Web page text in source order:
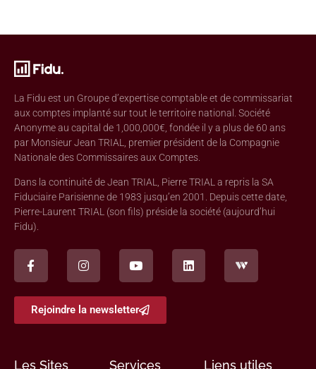
La Fidu est un Groupe d’expertise comptable et de commissariat
aux comptes implanté sur tout le territoire national. Société
Anonyme au capital de 1,000,000€, fondée il y a plus de 60 ans
par Monsieur Jean TRIAL, premier président de la Compagnie
Nationale des Commissaires aux Comptes.
Dans la continuité de Jean TRIAL, Pierre TRIAL a repris la SA
Fiduciaire Parisienne de 1983 jusqu’en 2001. Depuis cette date,
Pierre-Laurent TRIAL (son fils) préside la société (aujourd’hui
Fidu).
Rejoindre la newsletter
Les Sites Services Liens utiles